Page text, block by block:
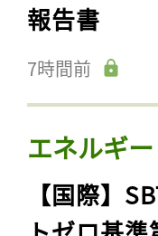
報告書
7時間前
エネルギ
【国際】